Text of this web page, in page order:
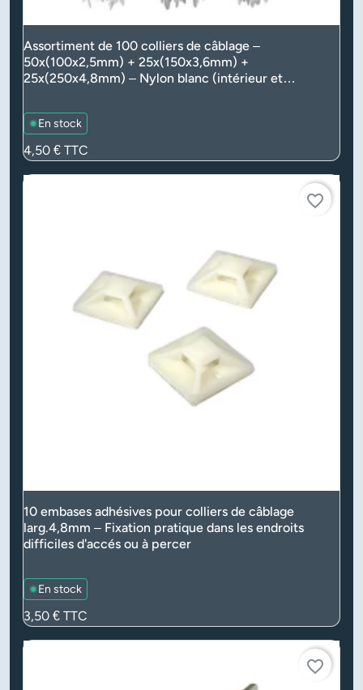
Assortiment de 100 colliers de câblage –
50x(100x2,5mm) + 25x(150x3,6mm) +
25x(250x4,8mm) – Nylon blanc (intérieur et
En stock
Prix
4,50 € TTC
favorite_border
10 embases adhésives pour colliers de câblage
larg.4,8mm – Fixation pratique dans les endroits
difficiles d'accés ou à percer
En stock
Prix
3,50 € TTC
favorite_border